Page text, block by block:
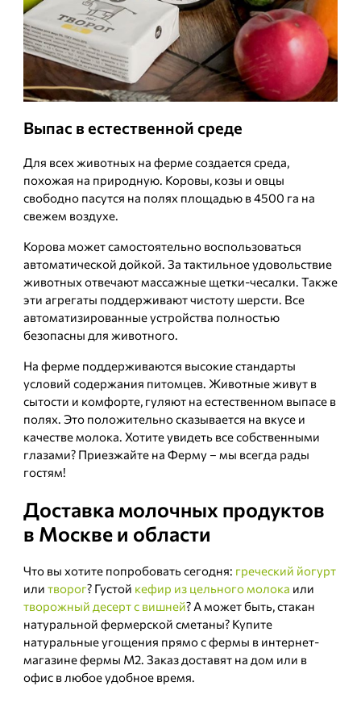
Выпас в естественной среде
Для всех животных на ферме создается среда,
похожая на природную. Коровы, козы и овцы
свободно пасутся на полях площадью в 4500 га на
свежем воздухе.
Корова может самостоятельно воспользоваться
автоматической дойкой. За тактильное удовольствие
животных отвечают массажные щетки-чесалки. Также
эти агрегаты поддерживают чистоту шерсти. Все
автоматизированные устройства полностью
безопасны для животного.
На ферме поддерживаются высокие стандарты
условий содержания питомцев. Животные живут в
сытости и комфорте, гуляют на естественном выпасе в
полях. Это положительно сказывается на вкусе и
качестве молока. Хотите увидеть все собственными
глазами? Приезжайте на Ферму – мы всегда рады
гостям!
Доставка молочных продуктов
в Москве и области
Что вы хотите попробовать сегодня: греческий йогурт
или творог? Густой кефир из цельного молока или
творожный десерт с вишней? А может быть, стакан
натуральной фермерской сметаны? Купите
натуральные угощения прямо с фермы в интернет-
магазине фермы М2. Заказ доставят на дом или в
офис в любое удобное время.